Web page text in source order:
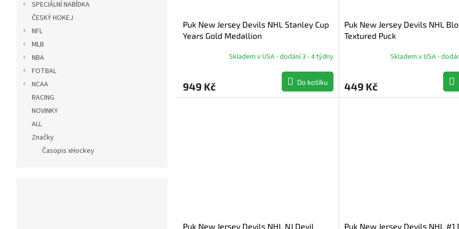
SPECIÁLNÍ NABÍDKA
ČESKÝ HOKEJ
NFL
MLB
NBA
FOTBAL
NCAA
RACING
NOVINKY
ALL
Značky
Časopis xHockey
Puk New Jersey Devils NHL Stanley Cup
Years Gold Medallion
Skladem v USA - dodání 3 - 4 týdny
949 Kč Do košíku
Puk New Jersey Devils NHL
Textured Puck
Skladem v USA -
449 Kč
Puk New Jersey Devils NHL NJ Devil Puk New Jersey Devils NHL #1